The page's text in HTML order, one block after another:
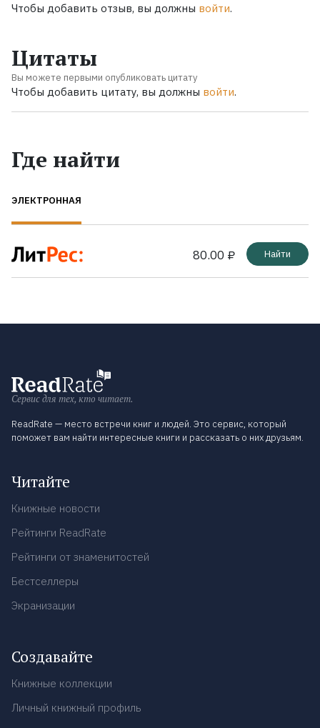
Чтобы добавить отзыв, вы должны войти.
Цитаты
Вы можете первыми опубликовать цитату
Чтобы добавить цитату, вы должны войти.
Где найти
ЭЛЕКТРОННАЯ
80.00 ₽ Найти
Сервис для тех, кто читает.
ReadRate — место встречи книг и людей. Это сервис, который
поможет вам найти интересные книги и рассказать о них друзьям.
Читайте
Книжные новости
Рейтинги ReadRate
Рейтинги от знаменитостей
Бестселлеры
Экранизации
Создавайте
Книжные коллекции
Личный книжный профиль